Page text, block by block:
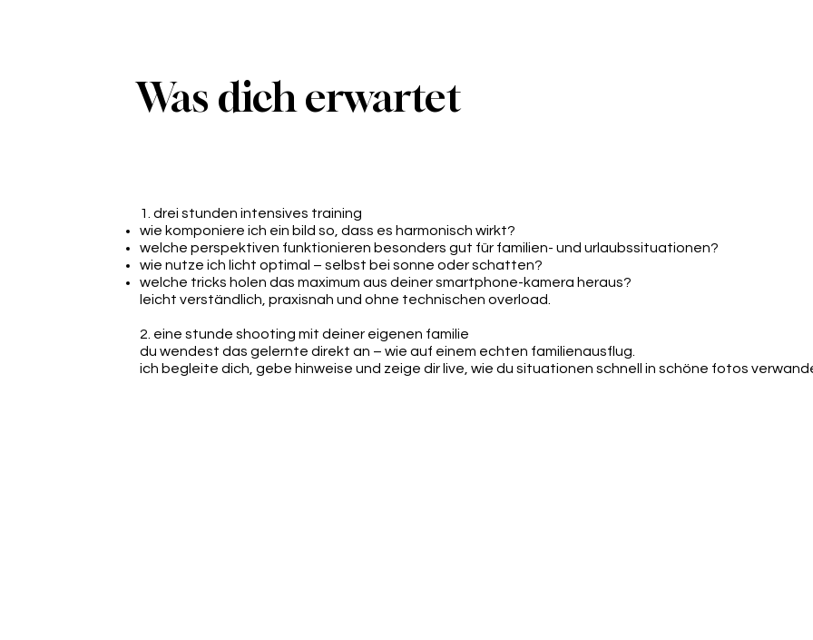
Was dich erwartet
1. drei stunden intensives training
wie komponiere ich ein bild so, dass es harmonisch wirkt?
welche perspektiven funktionieren besonders gut für familien- und urlaubssituationen?
wie nutze ich licht optimal – selbst bei sonne oder schatten?
welche tricks holen das maximum aus deiner smartphone-kamera heraus?
leicht verständlich, praxisnah und ohne technischen overload.
2. eine stunde shooting mit deiner eigenen familie
du wendest das gelernte direkt an – wie auf einem echten familienausflug.
ich begleite dich, gebe hinweise und zeige dir live, wie du situationen schnell in schöne fotos